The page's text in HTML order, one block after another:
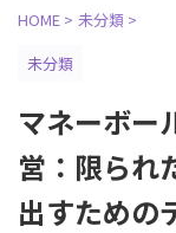
HOME > 未分類 >
未分類
マネーボー
営：限られ
出すための